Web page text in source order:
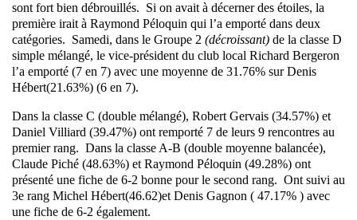
sont fort bien débrouillés. Si on avait à décerner des étoiles, la
première irait à Raymond Péloquin qui l’a emporté dans deux
catégories. Samedi, dans le Groupe 2 (décroissant) de la classe D
simple mélangé, le vice-président du club local Richard Bergeron
l’a emporté (7 en 7) avec une moyenne de 31.76% sur Denis
Hébert(21.63%) (6 en 7).
Dans la classe C (double mélangé), Robert Gervais (34.57%) et
Daniel Villiard (39.47%) ont remporté 7 de leurs 9 rencontres au
premier rang. Dans la classe A-B (double moyenne balancée),
Claude Piché (48.63%) et Raymond Péloquin (49.28%) ont
présenté une fiche de 6-2 bonne pour le second rang. Ont suivi au
3e rang Michel Hébert(46.62)et Denis Gagnon ( 47.17% ) avec
une fiche de 6-2 également.